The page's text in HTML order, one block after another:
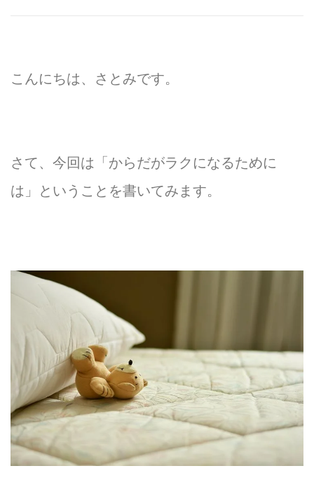
ブログ SNS・お客さまの声
こんにちは、さとみです。
さて、今回は「からだがラクになるために
は」ということを書いてみます。